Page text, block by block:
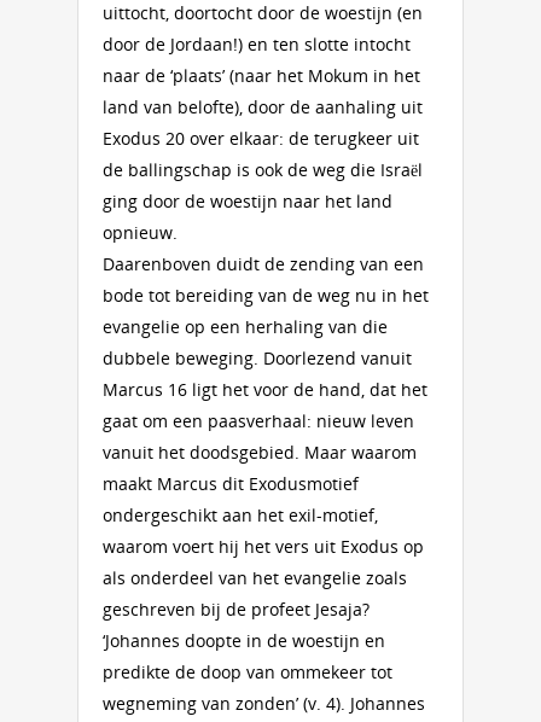
uittocht, doortocht door de woestijn (en
door de Jordaan!) en ten slotte intocht
naar de ‘plaats’ (naar het Mokum in het
land van belofte), door de aanhaling uit
Exodus 20 over elkaar: de terugkeer uit
de ballingschap is ook de weg die Israël
ging door de woestijn naar het land
opnieuw.
Daarenboven duidt de zending van een
bode tot bereiding van de weg nu in het
evangelie op een herhaling van die
dubbele beweging. Doorlezend vanuit
Marcus 16 ligt het voor de hand, dat het
gaat om een paasverhaal: nieuw leven
vanuit het doodsgebied. Maar waarom
maakt Marcus dit Exodusmotief
ondergeschikt aan het exil-motief,
waarom voert hij het vers uit Exodus op
als onderdeel van het evangelie zoals
geschreven bij de profeet Jesaja?
‘Johannes doopte in de woestijn en
predikte de doop van ommekeer tot
wegneming van zonden’ (v. 4). Johannes